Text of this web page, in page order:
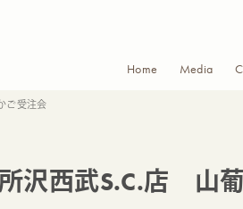
Home Media
ご受注会
沢西武S.C.店 山